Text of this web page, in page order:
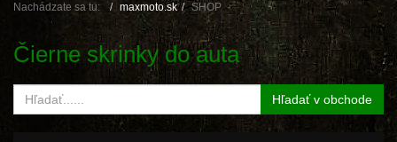
Nachádzate sa tu: maxmoto.sk SHOP
Čierne skrinky do auta
Hľadať v obchode